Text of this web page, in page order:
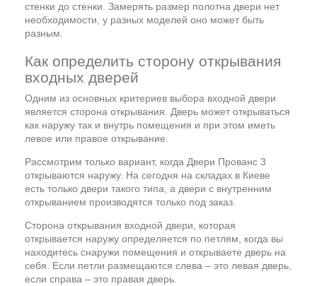
стенки до стенки. Замерять размер полотна двери нет
необходимости, у разных моделей оно может быть
разным.
Как определить сторону открывания
входных дверей
Одним из основных критериев выбора входной двери
является сторона открывания. Дверь может открываться
как наружу так и внутрь помещения и при этом иметь
левое или правое открывание.
Рассмотрим только вариант, когда Двери Прованс 3
открываются наружу. На сегодня на складах в Киеве
есть только двери такого типа, а двери с внутренним
открыванием производятся только под заказ.
Сторона открывания входной двери, которая
открывается наружу определяется по петлям, когда вы
находитесь снаружи помещения и открываете дверь на
себя. Если петли размещаются слева – это левая дверь,
если справа – это правая дверь.